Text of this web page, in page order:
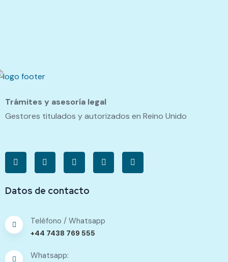
Trámites y asesoría legal
Gestores titulados y autorizados en Reino Unido
Datos de contacto
Teléfono / Whatsapp
+44 7438 769 555
Whatsapp: